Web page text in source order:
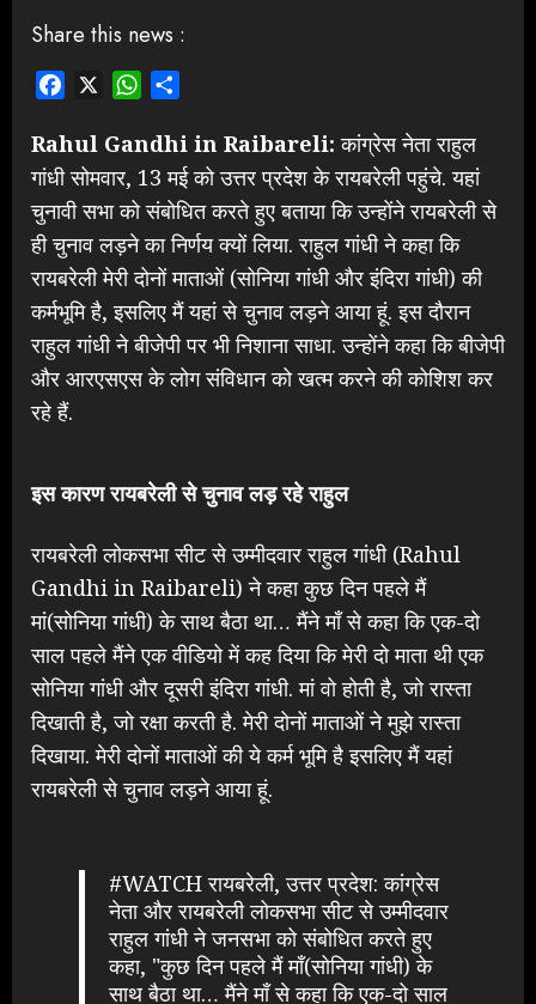
Share this news :
Facebook WhatsApp
Rahul Gandhi in Raibareli: कांग्रेस नेता राहुल
गांधी सोमवार, 13 मई को उत्तर प्रदेश के रायबरेली पहुंचे. यहां
चुनावी सभा को संबोधित करते हुए बताया कि उन्होंने रायबरेली से
ही चुनाव लड़ने का निर्णय क्यों लिया. राहुल गांधी ने कहा कि
रायबरेली मेरी दोनों माताओं (सोनिया गांधी और इंदिरा गांधी) की
कर्मभूमि है, इसलिए मैं यहां से चुनाव लड़ने आया हूं. इस दौरान
राहुल गांधी ने बीजेपी पर भी निशाना साधा. उन्होंने कहा कि बीजेपी
और आरएसएस के लोग संविधान को खत्म करने की कोशिश कर
रहे हैं.
इस कारण रायबरेली से चुनाव लड़ रहे राहुल
रायबरेली लोकसभा सीट से उम्मीदवार राहुल गांधी (Rahul
Gandhi in Raibareli) ने कहा कुछ दिन पहले मैं
मां(सोनिया गांधी) के साथ बैठा था… मैंने माँ से कहा कि एक-दो
साल पहले मैंने एक वीडियो में कह दिया कि मेरी दो माता थी एक
सोनिया गांधी और दूसरी इंदिरा गांधी. मां वो होती है, जो रास्ता
दिखाती है, जो रक्षा करती है. मेरी दोनों माताओं ने मुझे रास्ता
दिखाया. मेरी दोनों माताओं की ये कर्म भूमि है इसलिए मैं यहां
रायबरेली से चुनाव लड़ने आया हूं.
#WATCHरायबरेली, उत्तर प्रदेश: कांग्रेस
नेता और रायबरेली लोकसभा सीट से उम्मीदवार
राहुल गांधी ने जनसभा को संबोधित करते हुए
कहा, "कुछ दिन पहले मैं माँ(सोनिया गांधी) के
साथ बैठा था… मैंने माँ से कहा कि एक-दो साल